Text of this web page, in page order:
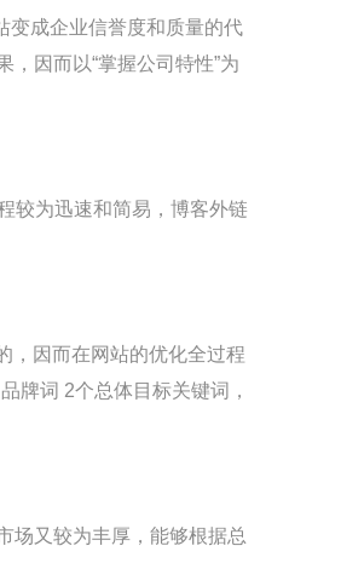
变成企业信誉度和质量的代
因而以“掌握公司特性”为
较为迅速和简易，博客外链
，因而在网站的优化全过程
牌词 2个总体目标关键词，
场又较为丰厚，能够根据总